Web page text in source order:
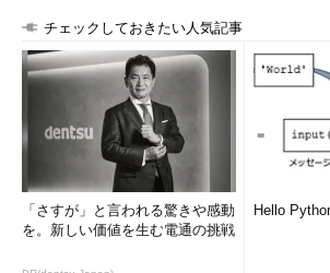
チェックしておきたい人気記事
「さすが」と言われる驚きや感動
を。新しい価値を生む電通の挑戦
Hello